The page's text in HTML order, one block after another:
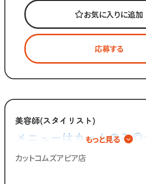
「美容師の仕事は好きだけど
長時間労働＋低賃金で転職したい...」
「物価ばかり上がって
給与は上がらず生活に余裕がない」
「手荒れやノルマがキツイ」
そんな働き方はもう古い。
カット専門店の「カットコムズ」。
「今より稼げるけど、ホワイトな労働環境」
で一緒に働きませんか？
お気に入りに追加
応募する
美容師(スタイリスト)
メニューはカットのみ
やカラー、パーマの施術
もっと見る
カットコムズアピア店